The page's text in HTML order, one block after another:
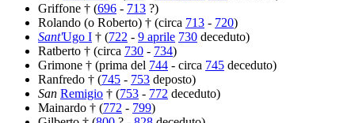
Griffone † (696 - 713 ?)
Rolando (o Roberto) † (circa 713 - 720)
Sant'Ugo I † (722 - 9 aprile 730 deceduto)
Ratberto † (circa 730 - 734)
Grimone † (prima del 744 - circa 745 deceduto)
Ranfredo † (745 - 753 deposto)
San Remigio † (753 - 772 deceduto)
Mainardo † (772 - 799)